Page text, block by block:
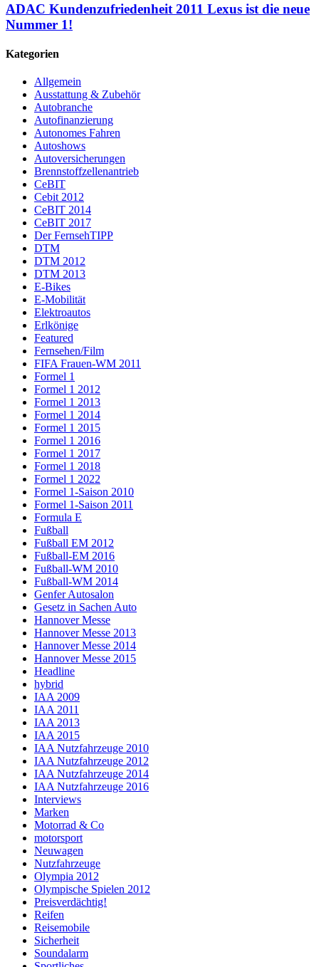
ADAC Kundenzufriedenheit 2011 Lexus ist die neue
Nummer 1!
Kategorien
Allgemein
Ausstattung & Zubehör
Autobranche
Autofinanzierung
Autonomes Fahren
Autoshows
Autoversicherungen
Brennstoffzellenantrieb
CeBIT
Cebit 2012
CeBIT 2014
CeBIT 2017
Der FernsehTIPP
DTM
DTM 2012
DTM 2013
E-Bikes
E-Mobilität
Elektroautos
Erlkönige
Featured
Fernsehen/Film
FIFA Frauen-WM 2011
Formel 1
Formel 1 2012
Formel 1 2013
Formel 1 2014
Formel 1 2015
Formel 1 2016
Formel 1 2017
Formel 1 2018
Formel 1 2022
Formel 1-Saison 2010
Formel 1-Saison 2011
Formula E
Fußball
Fußball EM 2012
Fußball-EM 2016
Fußball-WM 2010
Fußball-WM 2014
Genfer Autosalon
Gesetz in Sachen Auto
Hannover Messe
Hannover Messe 2013
Hannover Messe 2014
Hannover Messe 2015
Headline
hybrid
IAA 2009
IAA 2011
IAA 2013
IAA 2015
IAA Nutzfahrzeuge 2010
IAA Nutzfahrzeuge 2012
IAA Nutzfahrzeuge 2014
IAA Nutzfahrzeuge 2016
Interviews
Marken
Motorrad & Co
motorsport
Neuwagen
Nutzfahrzeuge
Olympia 2012
Olympische Spielen 2012
Preisverdächtig!
Reifen
Reisemobile
Sicherheit
Soundalarm